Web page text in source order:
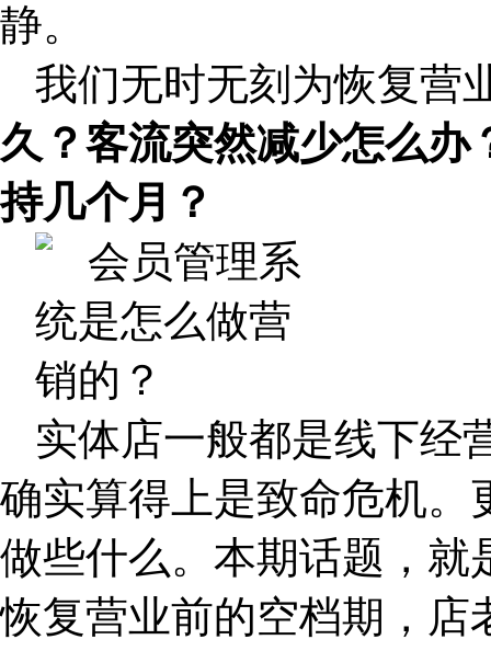
静。
我们无时无刻为恢复营
久？客流突然减少怎么办
持几个月？
实体店一般都是线下经
确实算得上是致命危机。
做些什么。本期话题，就
恢复营业前的空档期，店